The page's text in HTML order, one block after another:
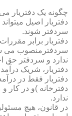
چگونه یک دفتریار
دفتریار اصیل
سردفتر شوند.
دفتریار برابر
سردفترمنصوب می
ندارد و سردفتر حق
دفتریار، شریک
دفترخانه )و در کار
ندارد.
در قانون، هیچ